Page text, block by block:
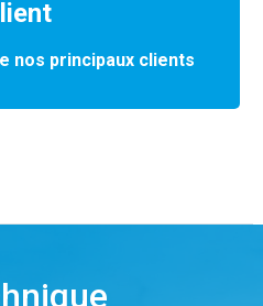
nos principaux clients